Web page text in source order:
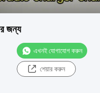
জন্য
এখনই যোগাযোগ করুন
শেয়ার করুন